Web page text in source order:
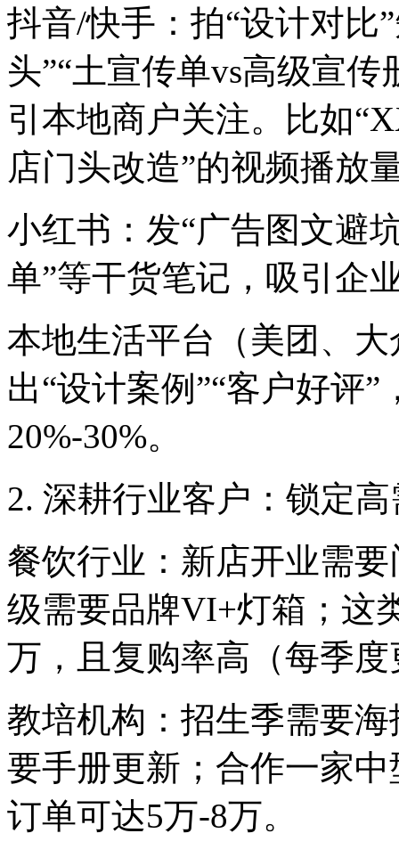
抖音/快手：拍“设计对比
头”“土宣传单vs高级宣
引本地商户关注。比如
店门头改造”的视频播放
小红书：发“广告图文避
单”等干货笔记，吸引企
本地生活平台（美团、
出“设计案例”“客户好评
20%-30%。
2. 深耕行业客户：锁定
餐饮行业：新店开业需
级需要品牌VI+灯箱；这
万，且复购率高（每季
教培机构：招生季需要
要手册更新；合作一家
订单可达5万-8万。